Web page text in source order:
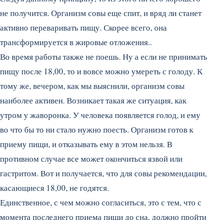
не получится. Организм совы еще спит, и вряд ли станет
активно переваривать пищу. Скорее всего, она
трансформируется в жировые отложения..
Во время работы также не поешь. Ну а если не принимать
пищу после 18,00, то и вовсе можно умереть с голоду. К
тому же, вечером, как мы выяснили, организм совы
наиболее активен. Возникает такая же ситуация, как
утром у жаворонка. У человека появляется голод, и ему
во что бы то ни стало нужно поесть. Организм готов к
приему пищи, и отказывать ему в этом нельзя. В
противном случае все может окончиться язвой или
гастритом. Вот и получается, что для совы рекомендации,
касающиеся 18,00, не годятся.
Единственное, с чем можно согласиться, это с тем, что с
момента последнего приема пищи до сна, должно пройти